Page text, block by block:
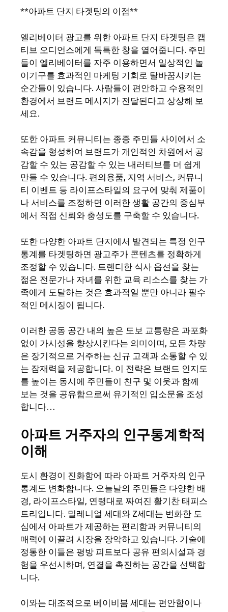
**아파트 단지 타겟팅의 이점**
엘리베이터 광고를 위한 아파트 단지 타겟팅은 캡
티브 오디언스에게 독특한 창을 열어줍니다. 주민
들이 엘리베이터를 자주 이용하면서 일상적인 놀
이기구를 효과적인 마케팅 기회로 탈바꿈시키는
순간들이 있습니다. 사람들이 편안하고 수용적인
환경에서 브랜드 메시지가 전달된다고 상상해 보
세요.
또한 아파트 커뮤니티는 종종 주민들 사이에서 소
속감을 형성하여 브랜드가 개인적인 차원에서 공
감할 수 있는 공감할 수 있는 내러티브를 더 쉽게
만들 수 있습니다. 편의용품, 지역 서비스, 커뮤니
티 이벤트 등 라이프스타일의 요구에 맞춰 제품이
나 서비스를 조정하면 이러한 생활 공간의 중심부
에서 직접 신뢰와 충성도를 구축할 수 있습니다.
또한 다양한 아파트 단지에서 발견되는 특정 인구
통계를 타겟팅하면 광고주가 콘텐츠를 정확하게
조정할 수 있습니다. 트렌디한 식사 옵션을 찾는
젊은 전문가나 자녀를 위한 교육 리소스를 찾는 가
족에게 도달하는 것은 효과적일 뿐만 아니라 필수
적인 메시징이 됩니다.
이러한 공동 공간 내의 높은 도보 교통량은 과포화
없이 가시성을 향상시킨다는 의미이며, 모든 차량
은 장기적으로 거주하는 신규 고객과 소통할 수 있
는 잠재력을 제공합니다. 이 전략은 브랜드 인지도
를 높이는 동시에 주민들이 친구 및 이웃과 함께
보는 것을 공유함으로써 유기적인 입소문을 조성
합니다…
아파트 거주자의 인구통계학적
이해
도시 환경이 진화함에 따라 아파트 거주자의 인구
통계도 변화합니다. 오늘날의 주민들은 다양한 배
경, 라이프스타일, 연령대로 짜여진 활기찬 태피스
트리입니다. 밀레니얼 세대와 Z세대는 번화한 도
심에서 아파트가 제공하는 편리함과 커뮤니티의
매력에 이끌려 시장을 장악하고 있습니다. 기술에
정통한 이들은 평방 피트보다 공유 편의시설과 경
험을 우선시하며, 연결을 촉진하는 공간을 선택합
니다.
이와는 대조적으로 베이비붐 세대는 편안함이나